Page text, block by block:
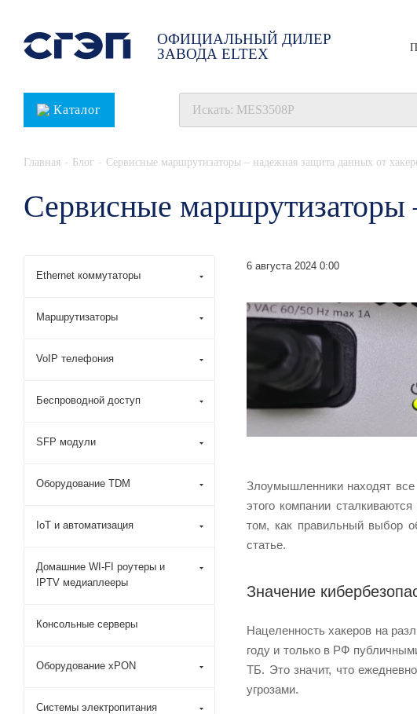
ОФИЦИАЛЬНЫЙ ДИЛЕР
ЗАВОДА ELTEX
Каталог
Главная - Блог - Сервисные маршрутизаторы – надежная защита данных от
Сервисные маршрутизаторы
6 августа 2024 0:00
Злоумышленники находят
этого компании
том, как правильный выбор
статье.
Значение
Нацеленность хакеров на
году и только в РФ
ТБ. Это значит, что
угрозами.
Ethernet коммутаторы
Маршрутизаторы
VoIP телефония
Беспроводной доступ
SFP модули
Оборудование TDM
IoT и автоматизация
Домашние WI-FI роутеры и
IPTV медиаплееры
Консольные серверы
Оборудование xPON
Системы электропитания